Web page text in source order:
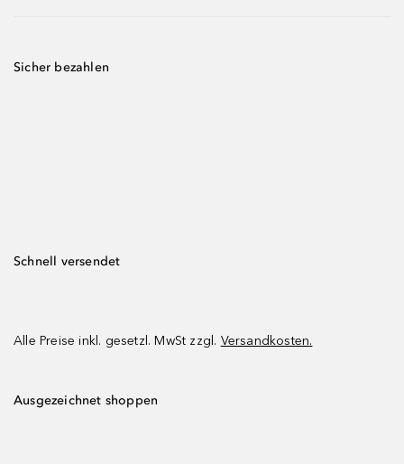
Sicher bezahlen
Schnell versendet
Alle Preise inkl. gesetzl. MwSt zzgl. Versandkosten.
Ausgezeichnet shoppen